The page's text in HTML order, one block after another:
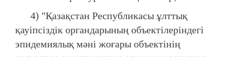
4) "Қазақстан Республикасы ұлттық
қауіпсіздік органдарының объектілеріндегі
эпидемиялық мәні жоғары объектінің